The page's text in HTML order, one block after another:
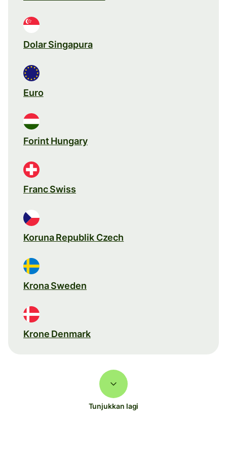
Dolar Singapura
Euro
Forint Hungary
Franc Swiss
Koruna Republik Czech
Krona Sweden
Krone Denmark
Tunjukkan lagi